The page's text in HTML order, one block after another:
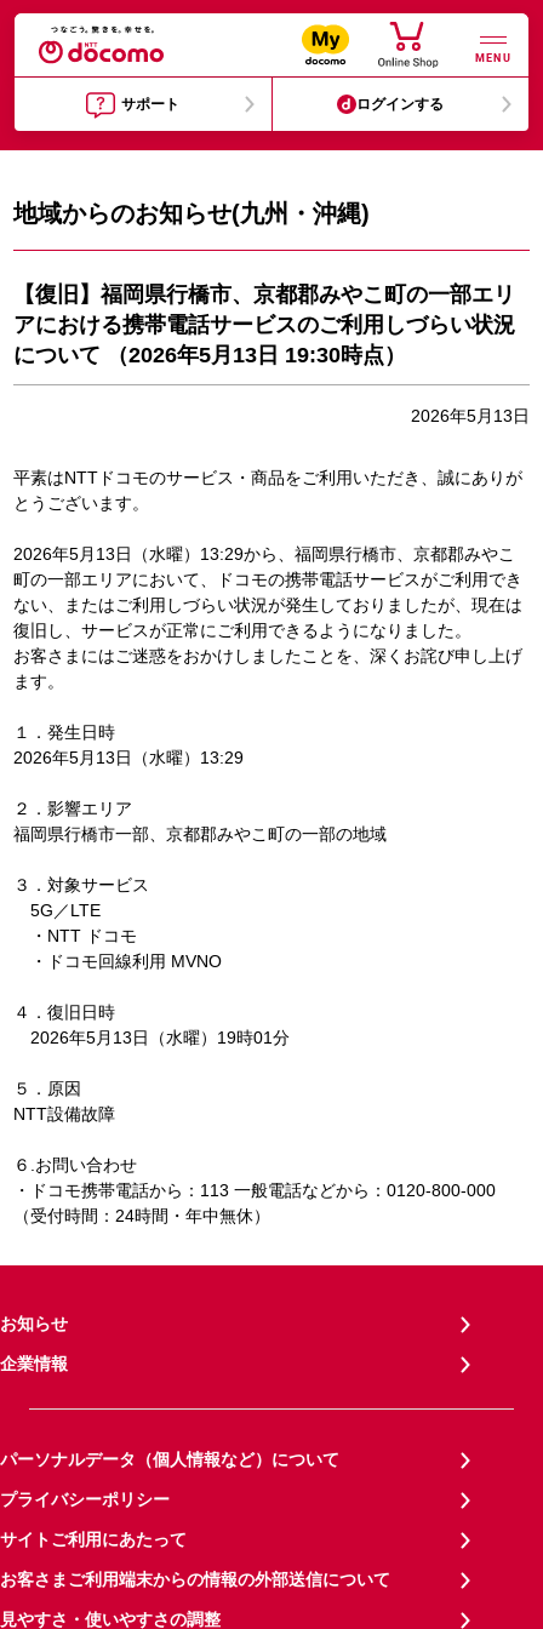
MENU
サポート ログインする
地域からのお知らせ(九州・沖縄)
【復旧】福岡県行橋市、京都郡みやこ町の一部エリ
アにおける携帯電話サービスのご利用しづらい状況
について （2026年5月13日 19:30時点）
2026年5月13日
平素はNTTドコモのサービス・商品をご利用いただき、誠にありが
とうございます。
2026年5月13日（水曜）13:29から、福岡県行橋市、京都郡みやこ
町の一部エリアにおいて、ドコモの携帯電話サービスがご利用でき
ない、またはご利用しづらい状況が発生しておりましたが、現在は
復旧し、サービスが正常にご利用できるようになりました。
お客さまにはご迷惑をおかけしましたことを、深くお詫び申し上げ
ます。
１．発生日時
2026年5月13日（水曜）13:29
２．影響エリア
福岡県行橋市一部、京都郡みやこ町の一部の地域
３．対象サービス
5G／LTE
・NTT ドコモ
・ドコモ回線利用 MVNO
４．復旧日時
2026年5月13日（水曜）19時01分
５．原因
NTT設備故障
６.お問い合わせ
・ドコモ携帯電話から：113 一般電話などから：0120-800-000
（受付時間：24時間・年中無休）
お知らせ
企業情報
パーソナルデータ（個人情報など）について
プライバシーポリシー
サイトご利用にあたって
お客さまご利用端末からの情報の外部送信について
見やすさ・使いやすさの調整